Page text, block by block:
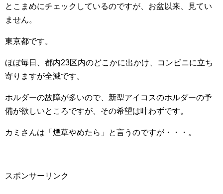
とこまめにチェックしているのですが、お盆以来、見てい
ません。
東京都です。
ほぼ毎日、都内23区内のどこかに出かけ、コンビニに立ち
寄りますが全滅です。
ホルダーの故障が多いので、新型アイコスのホルダーの予
備が欲しいところですが、その希望は叶わずです。
カミさんは「煙草やめたら」と言うのですが・・・。
スポンサーリンク